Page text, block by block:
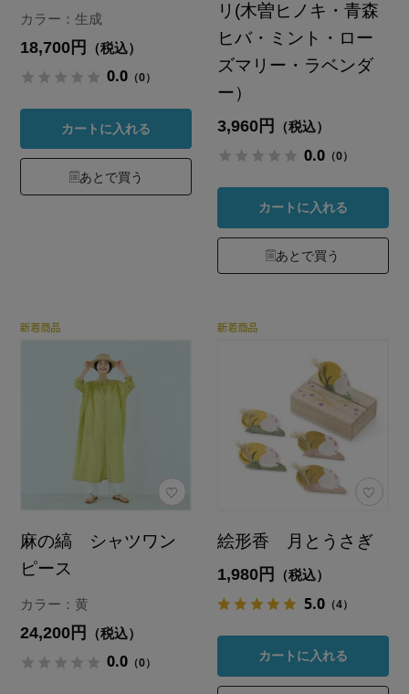
カラー：生成
18,700円 （税込）
0.0 （0）
カートに入れる
あとで買う
リ(木曽ヒノキ・青森
ヒバ・ミント・ロー
ズマリー・ラベンダ
ー）
3,960円 （税込）
0.0 （0）
カートに入れる
あとで買う
麻の縞 シャツワン
ピース
カラー：黄
24,200円 （税込）
0.0 （0）
絵形香 月とうさぎ
1,980円 （税込）
5.0 （4）
カートに入れる